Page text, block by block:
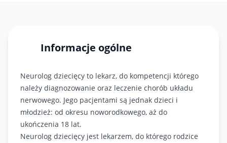
Informacje ogólne
Neurolog dziecięcy to lekarz, do kompetencji którego
należy diagnozowanie oraz leczenie chorób układu
nerwowego. Jego pacjentami są jednak dzieci i
młodzież: od okresu noworodkowego, aż do
ukończenia 18 lat.
Neurolog dziecięcy jest lekarzem, do którego rodzice